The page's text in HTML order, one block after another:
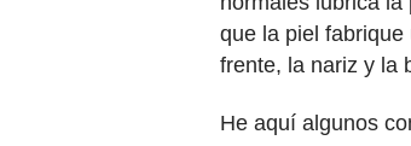
que la piel
frente, la nariz y la
He aquí algunos